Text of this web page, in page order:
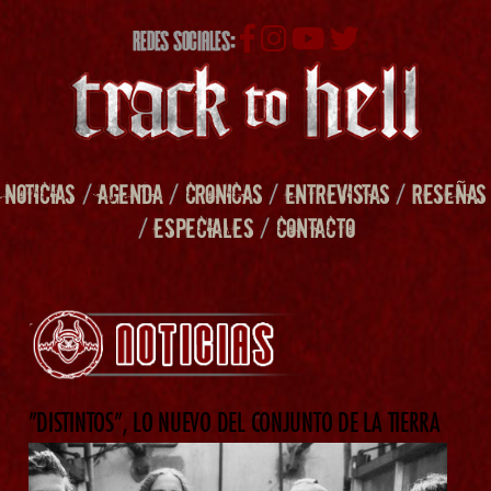
REDES SOCIALES:
NOTICIAS /AGENDA/ CRONICAS/ENTREVISTAS/RESEÑAS
/ESPECIALES/ CONTACTO
”DISTINTOS”, LO NUEVO DEL CONJUNTO DE LA TIERRA